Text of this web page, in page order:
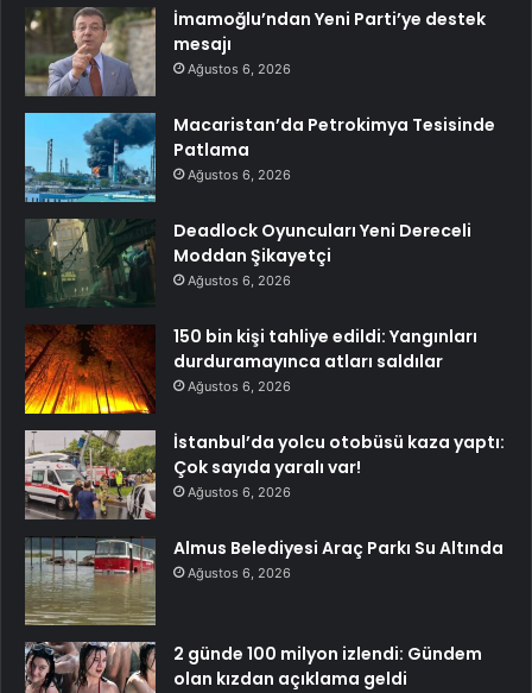
İmamoğlu’ndan Yeni Parti’ye destek
mesajı
Ağustos 6, 2026
Macaristan’da Petrokimya Tesisinde
Patlama
Ağustos 6, 2026
Deadlock Oyuncuları Yeni Dereceli
Moddan Şikayetçi
Ağustos 6, 2026
150 bin kişi tahliye edildi: Yangınları
durduramayınca atları saldılar
Ağustos 6, 2026
İstanbul’da yolcu otobüsü kaza yaptı:
Çok sayıda yaralı var!
Ağustos 6, 2026
Almus Belediyesi Araç Parkı Su Altında
Ağustos 6, 2026
2 günde 100 milyon izlendi: Gündem
olan kızdan açıklama geldi